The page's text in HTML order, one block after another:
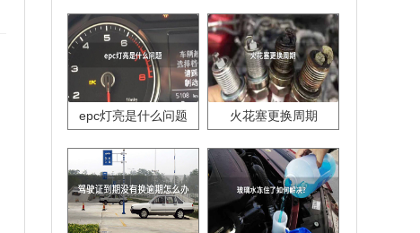
epc灯亮是什么问题 火花塞更换周期